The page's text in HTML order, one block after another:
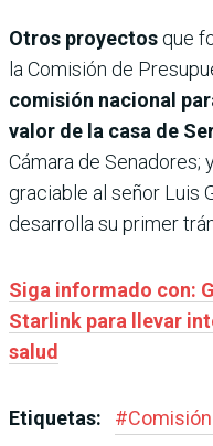
Otros proyectos que
la Comisión de
comisión nacional
valor de la casa de
Cámara de Senadores;
graciable al señor Luis
desarrolla su primer
Siga informado con:
Starlink para llevar
salud
Etiquetas: #